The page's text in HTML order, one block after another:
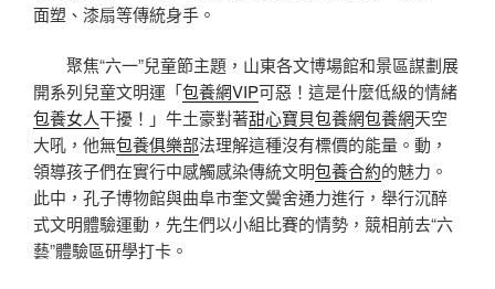
面塑、漆扇等傳統身手。
聚焦“六一”兒童節主題，山東各文博場館和景區謀劃展
開系列兒童文明運「包養網VIP可惡！這是什麼低級的情緒
包養女人干擾！」牛土豪對著甜心寶貝包養網包養網天空
大吼，他無包養俱樂部法理解這種沒有標價的能量。動，
領導孩子們在實行中感觸感染傳統文明包養合約的魅力。
此中，孔子博物館與曲阜市奎文黌舍通力進行，舉行沉醉
式文明體驗運動，先生們以小組比賽的情勢，競相前去“六
藝”體驗區研學打卡。